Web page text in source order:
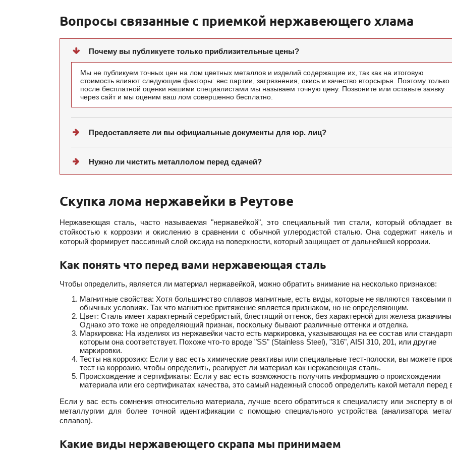
Вопросы связанные с приемкой нержавеющего хлама
Почему вы публикуете только приблизительные цены?
Мы не публикуем точных цен на лом цветных металлов и изделий содержащие их, так как на итоговую
стоимость влияют следующие факторы: вес партии, загрязнения, окись и качество вторсырья. Поэтому только
после бесплатной оценки нашими специалистами мы называем точную цену. Позвоните или оставьте заявку
через сайт и мы оценим ваш лом совершенно бесплатно.
Предоставляете ли вы официальные документы для юр. лиц?
Нужно ли чистить металлолом перед сдачей?
Скупка лома нержавейки в Реутове
Нержавеющая сталь, часто называемая "нержавейкой", это специальный тип стали, который обладает
стойкостью к коррозии и окислению в сравнении с обычной углеродистой сталью. Она содержит никель
который формирует пассивный слой оксида на поверхности, который защищает от дальнейшей коррозии.
Как понять что перед вами нержавеющая сталь
Чтобы определить, является ли материал нержавейкой, можно обратить внимание на несколько признаков:
Магнитные свойства: Хотя большинство сплавов магнитные, есть виды, которые не являются таковыми
обычных условиях. Так что магнитное притяжение является признаком, но не определяющим.
Цвет: Сталь имеет характерный серебристый, блестящий оттенок, без характерной для железа
Однако это тоже не определяющий признак, поскольку бывают различные оттенки и отделка.
Маркировка: На изделиях из нержавейки часто есть маркировка, указывающая на ее состав или
которым она соответствует. Похоже что-то вроде "SS" (Stainless Steel), "316", AISI 310, 201, или другие
маркировки.
Тесты на коррозию: Если у вас есть химические реактивы или специальные тест-полоски, вы можете
тест на коррозию, чтобы определить, реагирует ли материал как нержавеющая сталь.
Происхождение и сертификаты: Если у вас есть возможность получить информацию о происхождении
материала или его сертификатах качества, это самый надежный способ определить какой металл перед
Если у вас есть сомнения относительно материала, лучше всего обратиться к специалисту или эксперту в
металлургии для более точной идентификации с помощью специального устройства (анализатора
сплавов).
Какие виды нержавеющего скрапа мы принимаем